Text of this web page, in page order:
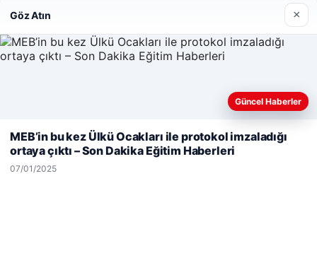
Hastaş Beton
26/05/2026
© 2026 Habersor – Yeni Haberler
Web sitemizi nasıl kullandığınızı daha iyi anlayabilmek,
kullanıyoruz.Çerez Politikamız
Reddet
Göz Atın ×
Güncel Haberler
MEB’in bu kez Ülkü Ocakları ile protokol imzaladığı
ortaya çıktı – Son Dakika Eğitim Haberleri
07/01/2025